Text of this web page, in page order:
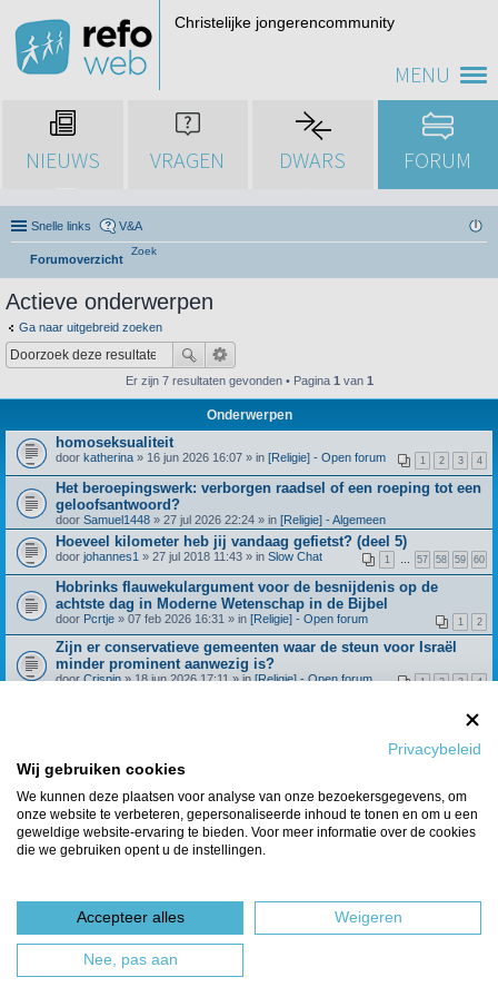
Privacybeleid
Wij gebruiken cookies
We kunnen deze plaatsen voor analyse van onze bezoekersgegevens, om
onze website te verbeteren, gepersonaliseerde inhoud te tonen en om u een
geweldige website-ervaring te bieden. Voor meer informatie over de cookies
die we gebruiken opent u de instellingen.
Accepteer alles Weigeren
Nee, pas aan
MENU
Christelijke jongerencommunity
NIEUWS VRAGEN DWARS FORUM
Snelle links V&A
Forumoverzicht
Zoek
Actieve onderwerpen
Ga naar uitgebreid zoeken
Er zijn 7 resultaten gevonden • Pagina 1 van 1
Onderwerpen
homoseksualiteit
1 2 3 4
door katherina » 16 jun 2026 16:07 » in [Religie] - Open forum
Het beroepingswerk: verborgen raadsel of een roeping tot een
geloofsantwoord?
door Samuel1448 » 27 jul 2026 22:24 » in [Religie] - Algemeen
Hoeveel kilometer heb jij vandaag gefietst? (deel 5)
1 57 58 59 60
door johannes1 » 27 jul 2018 11:43 » in Slow Chat
Hobrinks flauwekulargument voor de besnijdenis op de
achtste dag in Moderne Wetenschap in de Bijbel
1 2
door Pcrtje » 07 feb 2026 16:31 » in [Religie] - Open forum
Zijn er conservatieve gemeenten waar de steun voor Israël
minder prominent aanwezig is?
1 2 3 4
doorCrispin» 18 jun 2026 17:11 » in[Religie] - Open forum
45
Wat geloof je over de dochter van Jefta? Richteren 11:29
doorHuisje_op_de_hei» 28 feb 2025 15:21 » in
Berichten van vorige weergeven
Ga naar
Powered by